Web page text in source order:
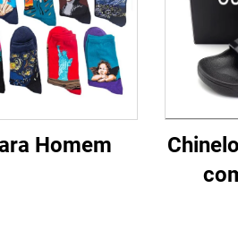
Homem